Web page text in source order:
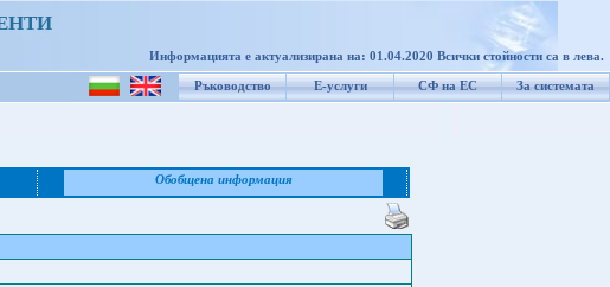
Информацията е актуализирана на: 01.04.2020 Всички стойности са в лева.
Ръководство Е-услуги СФ на ЕС За системата
Обобщена информация